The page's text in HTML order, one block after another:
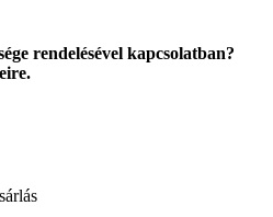
rendelésével kapcsolatban?